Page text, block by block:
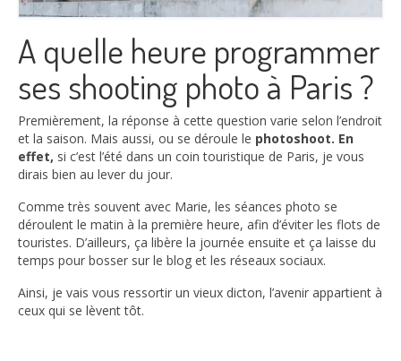
A quelle heure programmer
ses shooting photo à Paris ?
Premièrement, la réponse à cette question varie selon l’endroit
et la saison. Mais aussi, ou se déroule le photoshoot. En
effet, si c’est l’été dans un coin touristique de Paris, je vous
dirais bien au lever du jour.
Comme très souvent avec Marie, les séances photo se
déroulent le matin à la première heure, afin d’éviter les flots de
touristes. D’ailleurs, ça libère la journée ensuite et ça laisse du
temps pour bosser sur le blog et les réseaux sociaux.
Ainsi, je vais vous ressortir un vieux dicton, l’avenir appartient à
ceux qui se lèvent tôt.